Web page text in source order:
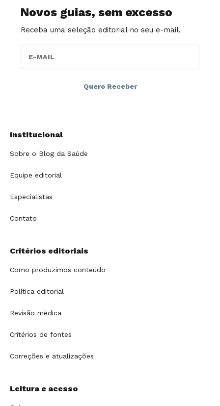
Novos guias, sem excesso
Receba uma seleção editorial no seu e-mail.
Institucional
Sobre o Blog da Saúde
Equipe editorial
Especialistas
Contato
Critérios editoriais
Como produzimos conteúdo
Política editorial
Revisão médica
Critérios de fontes
Correções e atualizações
Leitura e acesso